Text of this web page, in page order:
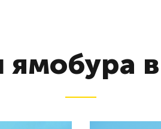
ямобура